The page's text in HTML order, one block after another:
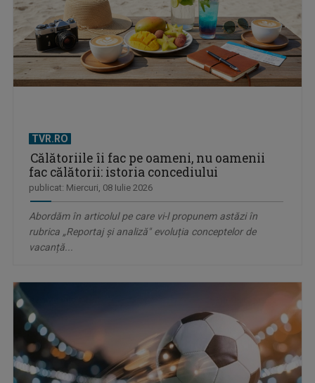
TVR.RO
Călătoriile îi fac pe oameni, nu oamenii
fac călătorii: istoria concediului
publicat: Miercuri, 08 Iulie 2026
Abordăm în articolul pe care vi-l propunem astăzi în
rubrica „Reportaj și analiză" evoluția conceptelor de
vacanță...